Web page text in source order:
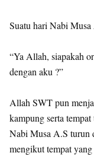
Suatu hari Nabi
“Ya Allah, siapakah
dengan aku ?”
Allah SWT pun
kampung serta
Nabi Musa A.S turun
mengikut tempat